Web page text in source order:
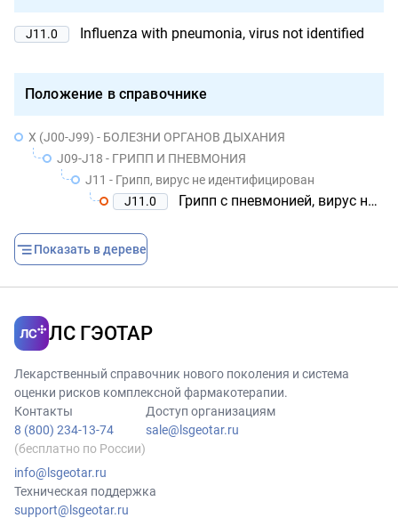
J11.0 Influenza with pneumonia, virus not identified
Положение в справочнике
X (J00-J99) - БОЛЕЗНИ ОРГАНОВ ДЫХАНИЯ
J09-J18 - ГРИПП И ПНЕВМОНИЯ
J11 - Грипп, вирус не идентифицирован
J11.0
Грипп с пневмонией, вирус не идентифицирован
Показать в дереве
ЛС ГЭОТАР
Лекарственный справочник нового поколения и система
оценки рисков комплексной фармакотерапии.
Контакты
8 (800) 234-13-74
(бесплатно по России)
info@lsgeotar.ru
Доступ организациям
sale@lsgeotar.ru
Техническая поддержка
support@lsgeotar.ru